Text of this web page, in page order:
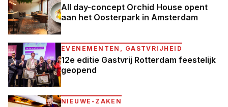
All day-concept Orchid House opent
aan het Oosterpark in Amsterdam
EVENEMENTEN, GASTVRIJHEID
12e editie Gastvrij Rotterdam feestelijk
geopend
NIEUWE-ZAKEN